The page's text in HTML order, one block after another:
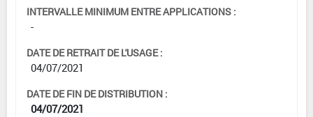
INTERVALLE MINIMUM ENTRE APPLICATIONS :
-
DATE DE RETRAIT DE L'USAGE :
04/07/2021
DATE DE FIN DE DISTRIBUTION :
04/07/2021